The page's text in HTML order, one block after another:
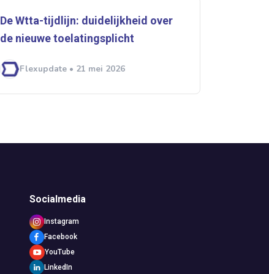
De Wtta-tijdlijn: duidelijkheid over
de nieuwe toelatingsplicht
Flexupdate • 21 mei 2026
Socialmedia
Instagram
Facebook
YouTube
LinkedIn